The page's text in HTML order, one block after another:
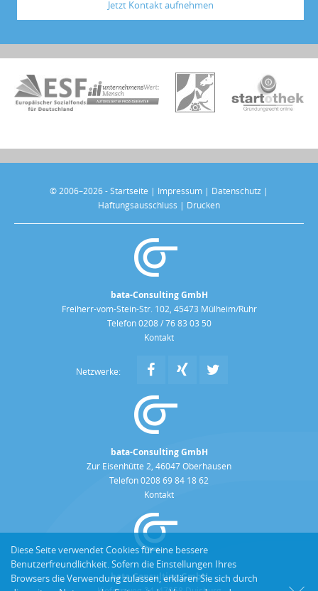
Jetzt Kontakt aufnehmen
© 2006–2026 - Startseite Impressum Datenschutz
Haftungsausschluss
Drucken
bata-Consulting GmbH
Freiherr-vom-Stein-Str. 102, 45473 Mülheim/Ruhr
Telefon 0208 / 76 83 03 50
Kontakt
Netzwerke:
bata-Consulting GmbH
Zur Eisenhütte 2, 46047 Oberhausen
Telefon 0208 69 84 18 62
Kontakt
bata-Consulting GmbH
Diese Seite verwendet Cookies für eine bessere
Benutzerfreundlichkeit. Sofern die Einstellungen Ihres
Browsers die Verwendung zulassen, erklären Sie sich durch